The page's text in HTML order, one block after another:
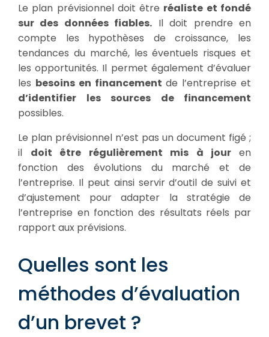
Le plan prévisionnel doit être réaliste et fondé
sur des données fiables. Il doit prendre en
compte les hypothèses de croissance, les
tendances du marché, les éventuels risques et
les opportunités. Il permet également d’évaluer
les besoins en financement de l’entreprise et
d’identifier les sources de financement
possibles.
Le plan prévisionnel n’est pas un document figé ;
il doit être régulièrement mis à jouren
fonction des évolutions du marché et de
l’entreprise. Il peut ainsi servir d’outil de suivi et
d’ajustement pour adapter la stratégie de
l’entreprise en fonction des résultats réels par
rapport aux prévisions.
Quelles sont les
méthodes d’évaluation
d’un brevet ?